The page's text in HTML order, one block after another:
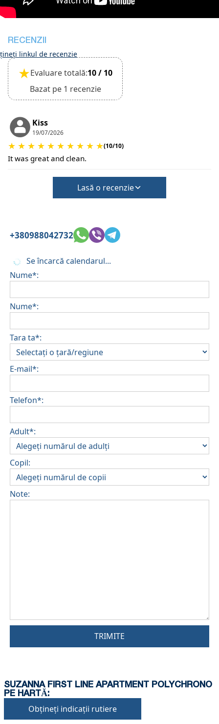
Animalele de companie nu se acceptă
RECENZII
linkul de recenzie
★Evaluare totală:10 / 10
Bazat pe 1 recenzie
Kiss
19/07/2026
★ ★ ★ ★ ★ ★ ★ ★ ★ ★(10/10)
It was great and clean.
Lasă o recenzie
+380988042732
Se încarcă calendarul...
Nume*:
Nume*:
Tara ta*:
E-mail*:
Telefon*:
Adult*:
Copil:
Note:
TRIMITE
SUZANNA FIRST LINE APARTMENT POLYCHRONO
PE HARTĂ:
Obțineți indicații rutiere